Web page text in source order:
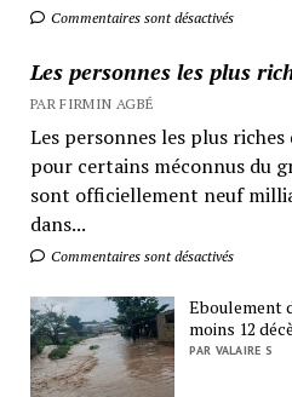
Commentaires sont désactivés
Les personnes les plus
PAR FIRMIN AGBÉ
Les personnes les plus
pour certains méconnus du
sont officiellement neuf
dans...
Commentaires sont désactivés
Eboulement
moins 12
PAR VALAIRE S